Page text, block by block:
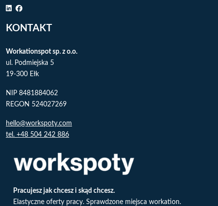
Pracujesz jak chcesz i skąd chcesz.
Elastyczne oferty pracy. Sprawdzone miejsca workation.
KONTAKT
Workationspot sp. z o.o.
ul. Podmiejska 5
19-300 Ełk
NIP 8481884062
REGON 524027269
hello@workspoty.com
tel. +48 504 242 886